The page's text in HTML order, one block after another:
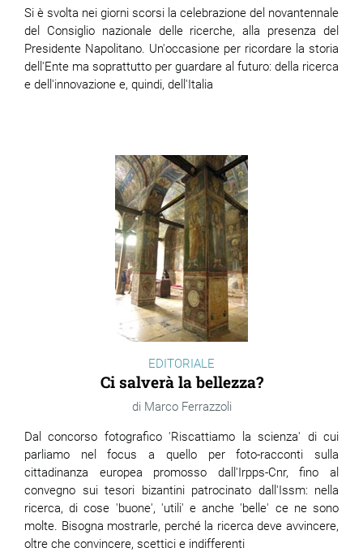
Si è svolta nei giorni scorsi la celebrazione del novantennale
del Consiglio nazionale delle ricerche, alla presenza del
Presidente Napolitano. Un'occasione per ricordare la storia
dell'Ente ma soprattutto per guardare al futuro: della ricerca
e dell'innovazione e, quindi, dell'Italia
EDITORIALE
Ci salverà la bellezza?
Marco Ferrazzoli
Dal concorso fotografico 'Riscattiamo la scienza' di cui
parliamo nel focus a quello per foto-racconti sulla
cittadinanza europea promosso dall'Irpps-Cnr, fino al
convegno sui tesori bizantini patrocinato dall'Issm: nella
ricerca, di cose 'buone', 'utili' e anche 'belle' ce ne sono
molte. Bisogna mostrarle, perché la ricerca deve avvincere,
oltre che convincere, scettici e indifferenti